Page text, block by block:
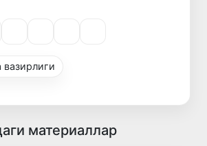
вазирлиги
материаллар